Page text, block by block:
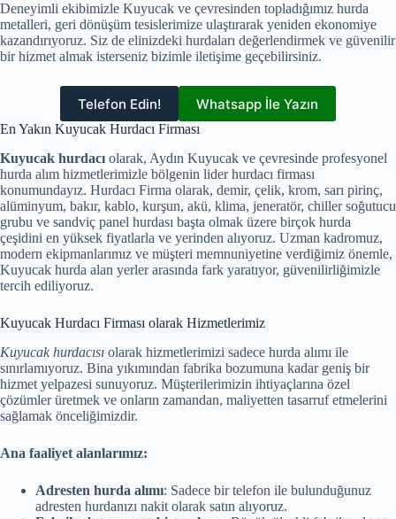
Deneyimli ekibimizle Kuyucak ve çevresinden topladığımız hurda
metalleri, geri dönüşüm tesislerimize ulaştırarak yeniden ekonomiye
kazandırıyoruz. Siz de elinizdeki hurdaları değerlendirmek ve güvenilir
bir hizmet almak isterseniz bizimle iletişime geçebilirsiniz.
Telefon Edin! Whatsapp İle Yazın
En Yakın Kuyucak Hurdacı Firması
Kuyucak hurdacı olarak, Aydın Kuyucak ve çevresinde profesyonel
hurda alım hizmetlerimizle bölgenin lider hurdacı firması
konumundayız. Hurdacı Firma olarak, demir, çelik, krom, sarı pirinç,
alüminyum, bakır, kablo, kurşun, akü, klima, jeneratör, chiller soğutucu
grubu ve sandviç panel hurdası başta olmak üzere birçok hurda
çeşidini en yüksek fiyatlarla ve yerinden alıyoruz. Uzman kadromuz,
modern ekipmanlarımız ve müşteri memnuniyetine verdiğimiz önemle,
Kuyucak hurda alan yerler arasında fark yaratıyor, güvenilirliğimizle
tercih ediliyoruz.
Kuyucak Hurdacı Firması olarak Hizmetlerimiz
Kuyucak hurdacısı olarak hizmetlerimizi sadece hurda alımı ile
sınırlamıyoruz. Bina yıkımından fabrika bozumuna kadar geniş bir
hizmet yelpazesi sunuyoruz. Müşterilerimizin ihtiyaçlarına özel
çözümler üretmek ve onların zamandan, maliyetten tasarruf etmelerini
sağlamak önceliğimizdir.
Ana faaliyet alanlarımız:
Adresten hurda alımı: Sadece bir telefon ile bulunduğunuz
adresten hurdanızı nakit olarak satın alıyoruz.